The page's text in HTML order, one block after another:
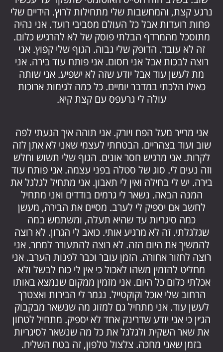
נרגע קצת, והמחשבות שלי מתחילות לרוץ. הידיים שלי
פחות רועדות אבל כל העולם מסביבי רועד. אני נהיה
מתוסכל מהמרדף הבלתי פוסק של לא להרגיש כלום.
זה לא עובד. הדופק שלי גבוה. הגוף שלי קפוץ. אני
רוצה לבכות אבל אני חסום. אני פותח עוד בירה. אני
מת לעשן עוד אבל יודע שזה לא ישפיע. אני שותה
כאילו הלכתי במדבר יומיים. כל כמה לגימות ארוכות
עולה לי גרעפס עם קצת קיא.
אני מרייר מעל הפח ויורק. אני תוהה איך הגעתי לפה
שוב ועוד בצהריים. הבטחתי לעצמי שאני לא אתן לזה
לקרות. אני מרגיש חסר אונים. הגוף שלי תשוש וחלש
וזה נעים לי. סוג של סטלה בפני עצמה. אני פותח עוד
בירה. יש לי בחילה ואין לי תאבון. אני מתחיל לגלגל את
המנה הבאה. נשאר לי גרמים בודדים ואני מתחיל
לחשב אם יספיק לי לערב. מסיים את הבירה, מעשן
כמה סיגריות עד שהיא תעלה, ומשתמש במה
שגלגלתי. זה לא מרגיע אותי. כואב לי הגרון. לא רוצה
להמשיך את היום הזה. לא רוצה להתעורר למחר. אני
רוצה לחזור אחורה. הזמן עובר וכבר לפנות הערב. אני
מחליט להזמין משהו לאכול כי אין לי כוח לבשל ולא
אכלתי כלום כל היום. אני מזמין ממקום שנמצא באותו
הרחוב שלי אוכל וקוקטייל. נגמר לי הבירות ואצטרך
לעשן עוד. אני מתחיל גם למזוג מה שנשאר מבקבוק
הג׳ין כי אני יודע שדרינק אחד לא יספיק. מתחיל לטחון
את שאר השקית ולגלגל את כל מה שנשאר לסיגריות
בזמן שאני מחכה. צלצול טלפון, זה בטח השליח.